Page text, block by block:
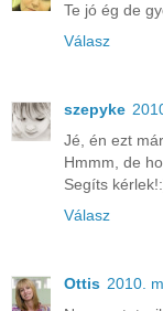
Te jó ég de
Válasz
szepyke
Jé, én ezt
Hmmm, de
Segíts
Válasz
Ottis 2010.